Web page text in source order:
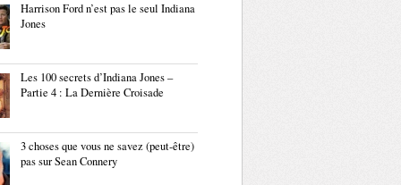
Harrison Ford n’est pas le seul Indiana
Jones
Les 100 secrets d’Indiana Jones –
Partie 4 : La Dernière Croisade
3 choses que vous ne savez (peut-être)
pas sur Sean Connery